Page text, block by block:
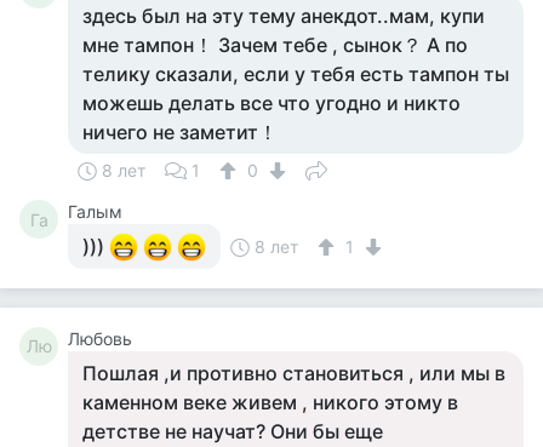
здесь был на эту тему анекдот..мам, купи
мне тампон！ Зачем тебе , сынок？ А по
телику сказали, если у тебя есть тампон ты
можешь делать все что угодно и никто
ничего не заметит！
8 лет 1 0
Га Галым
))) 8 лет 1
Лю Любовь
Пошлая ,и противно становиться , или мы в
каменном веке живем , никого этому в
детстве не научат? Они бы еще